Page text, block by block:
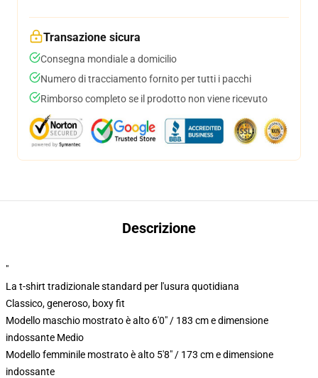
Transazione sicura
Consegna mondiale a domicilio
Numero di tracciamento fornito per tutti i pacchi
Rimborso completo se il prodotto non viene ricevuto
Descrizione
"
La t-shirt tradizionale standard per l'usura quotidiana
Classico, generoso, boxy fit
Modello maschio mostrato è alto 6'0" / 183 cm e dimensione
indossante Medio
Modello femminile mostrato è alto 5'8" / 173 cm e dimensione
indossante